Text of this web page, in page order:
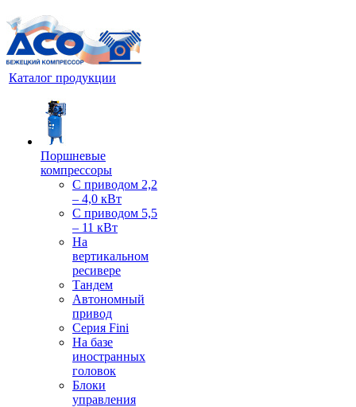
Каталог продукции
Поршневые
компрессоры
С приводом 2,2
– 4,0 кВт
С приводом 5,5
– 11 кВт
На
вертикальном
ресивере
Тандем
Автономный
привод
Серия Fini
На базе
иностранных
головок
Блоки
управления